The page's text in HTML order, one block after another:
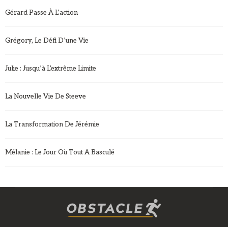
Gérard Passe À L’action
Grégory, Le Défi D’une Vie
Julie : Jusqu’à L’extrême Limite
La Nouvelle Vie De Steeve
La Transformation De Jérémie
Mélanie : Le Jour Où Tout A Basculé